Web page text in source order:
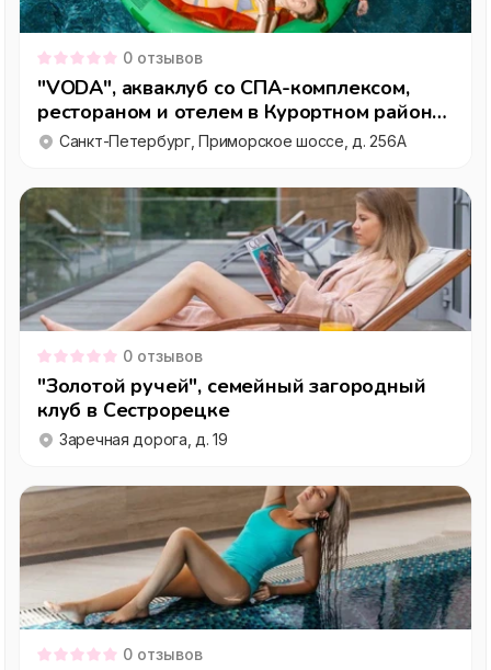
0 отзывов
"VODA", акваклуб со СПА-комплексом,
рестораном и отелем в Курортном районе
Санкт-Петербурга
Санкт-Петербург, Приморское шоссе, д. 256А
0 отзывов
"Золотой ручей", семейный загородный
клуб в Сестрорецке
Заречная дорога, д. 19
0 отзывов